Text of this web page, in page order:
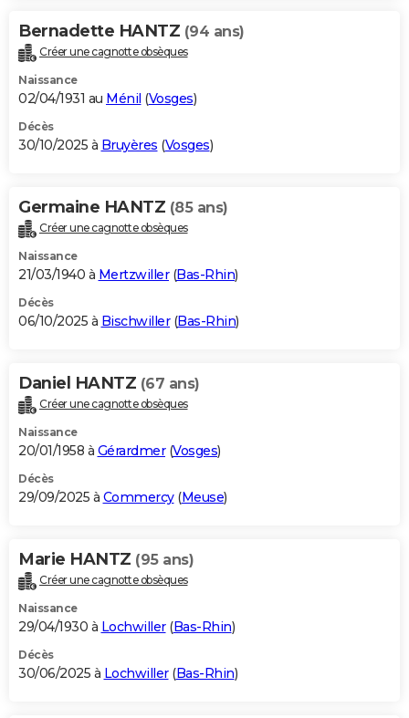
Bernadette HANTZ (94 ans)
Créer une cagnotte obsèques
Naissance
02/04/1931 au Ménil (Vosges)
Décès
30/10/2025 à Bruyères (Vosges)
Germaine HANTZ (85 ans)
Créer une cagnotte obsèques
Naissance
21/03/1940 à Mertzwiller(Bas-Rhin)
Décès
06/10/2025 à Bischwiller(Bas-Rhin)
Daniel HANTZ (67 ans)
Créer une cagnotte obsèques
Naissance
20/01/1958 à Gérardmer(Vosges)
Décès
29/09/2025 à Commercy(Meuse)
Marie HANTZ (95 ans)
Créer une cagnotte obsèques
Naissance
29/04/1930 à Lochwiller(Bas-Rhin)
Décès
30/06/2025 à Lochwiller(Bas-Rhin)